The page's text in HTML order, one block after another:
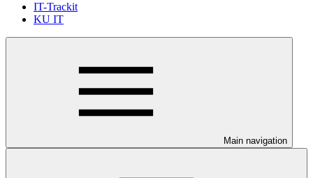
IT-Trackit
KU IT
Main navigation